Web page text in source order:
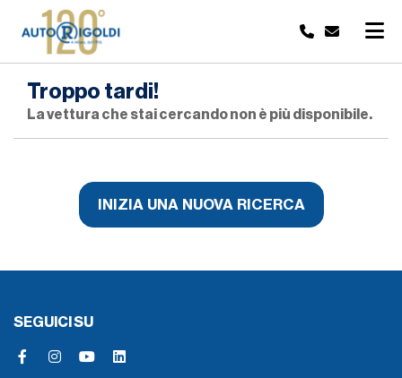
Troppo tardi!
La vettura che stai cercando non è più disponibile.
INIZIA UNA NUOVA RICERCA
SEGUICI SU